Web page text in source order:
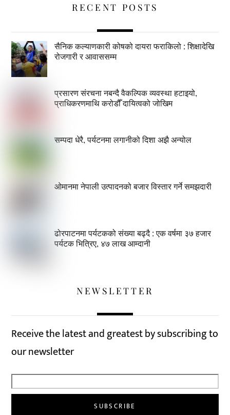
RECENT POSTS
सैनिक कल्याणकारी कोषको दायरा फराकिलो : शिक्षादेखि
रोजगारी र आवाससम्म
प्रसारण संरचना नबन्दै वैकल्पिक व्यवस्था हटाइयो,
प्राधिकरणमाथि करोडौँ दायित्वको जोखिम
सम्पदा धेरै, पर्यटनमा लगानीको दिशा अझै अन्योल
ओमानमा नेपाली उत्पादनको बजार विस्तार गर्ने समझदारी
ढोरपाटनमा पर्यटकको संख्या बढ्दै : एक वर्षमा ३७ हजार
पर्यटक भित्रिए, ४७ लाख आम्दानी
NEWSLETTER
Receive the latest and greatest by subscribing to
our newsletter